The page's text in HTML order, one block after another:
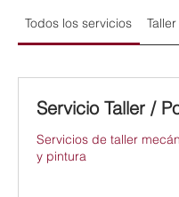
Todos los servicios
Servicio Taller /
Servicios de taller
y pintura